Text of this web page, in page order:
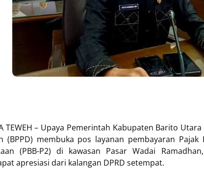
TEWEH – Upaya Pemerintah Kabupaten Barito
(BPPD) membuka pos layanan pembayaran
(PBB-P2) di kawasan Pasar Wadai
apresiasi dari kalangan DPRD setempat.